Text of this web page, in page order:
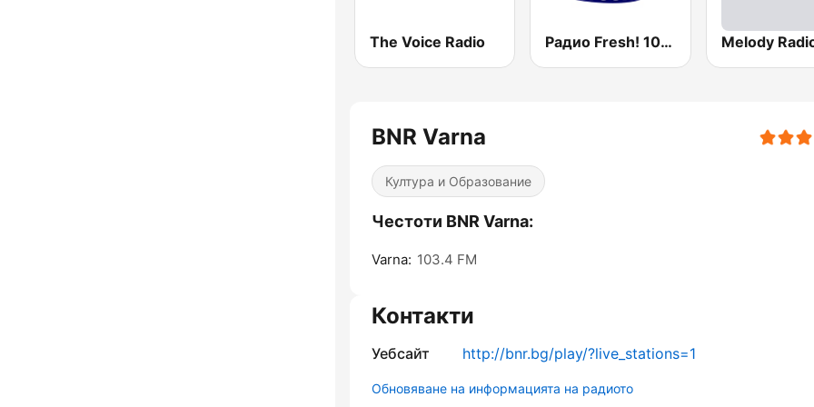
The Voice Radio Радио Fresh! 100.3 FM Melody
BNR Varna
Култура и Образование
Честоти BNR Varna:
Varna: 103.4 FM
Контакти
Уебсайт http://bnr.bg/play/?live_stations=1
Обновяване на информацията на радиото